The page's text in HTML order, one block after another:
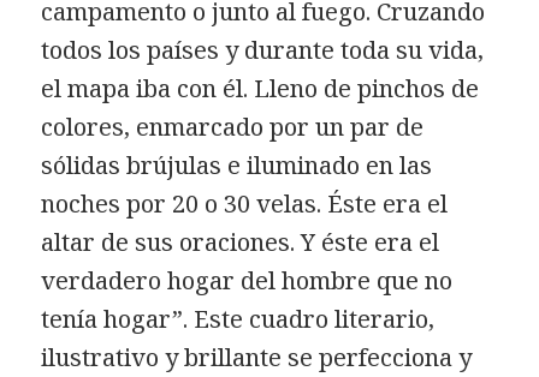
campamento o junto al fuego. Cruzando
todos los países y durante toda su vida,
el mapa iba con él. Lleno de pinchos de
colores, enmarcado por un par de
sólidas brújulas e iluminado en las
noches por 20 o 30 velas. Éste era el
altar de sus oraciones. Y éste era el
verdadero hogar del hombre que no
tenía hogar”. Este cuadro literario,
ilustrativo y brillante se perfecciona y